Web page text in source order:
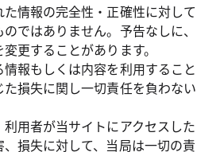
情報の完全性・正確性に対して
ではありません。予告なしに、
更することがあります。
報もしくは内容を利用すること
損失に関し一切責任を負わない
用者が当サイトにアクセスした
損失に対して、当局は一切の責